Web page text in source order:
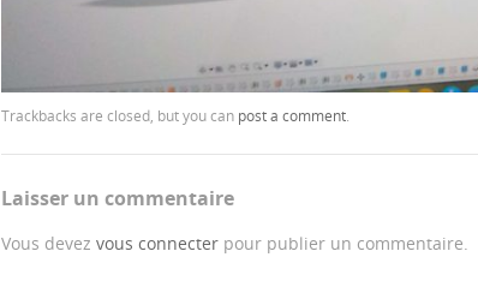
Trackbacks are closed, but you can post a comment.
Laisser un commentaire
Vous devez vous connecter pour publier un commentaire.